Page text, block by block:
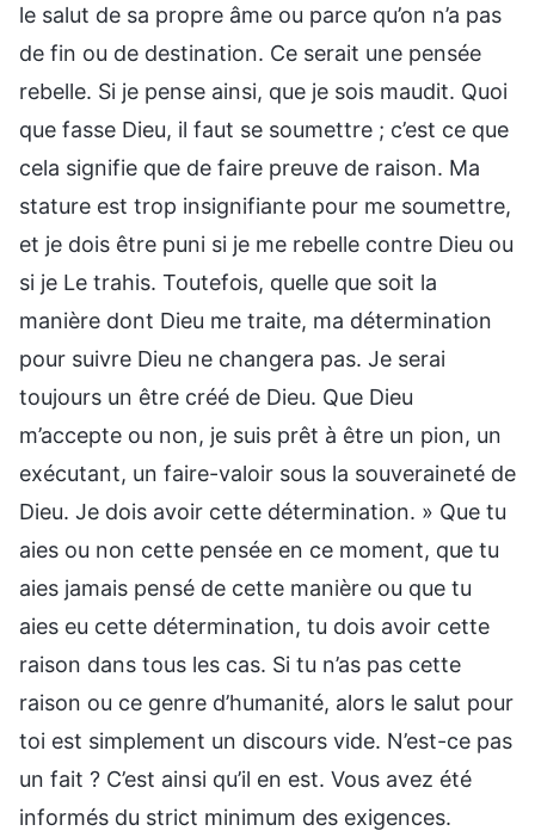
le salut de sa propre âme ou parce qu’on n’a pas
de fin ou de destination. Ce serait une pensée
rebelle. Si je pense ainsi, que je sois maudit. Quoi
que fasse Dieu, il faut se soumettre ; c’est ce que
cela signifie que de faire preuve de raison. Ma
stature est trop insignifiante pour me soumettre,
et je dois être puni si je me rebelle contre Dieu ou
si je Le trahis. Toutefois, quelle que soit la
manière dont Dieu me traite, ma détermination
pour suivre Dieu ne changera pas. Je serai
toujours un être créé de Dieu. Que Dieu
m’accepte ou non, je suis prêt à être un pion, un
exécutant, un faire-valoir sous la souveraineté de
Dieu. Je dois avoir cette détermination. » Que tu
aies ou non cette pensée en ce moment, que tu
aies jamais pensé de cette manière ou que tu
aies eu cette détermination, tu dois avoir cette
raison dans tous les cas. Si tu n’as pas cette
raison ou ce genre d’humanité, alors le salut pour
toi est simplement un discours vide. N’est-ce pas
un fait ? C’est ainsi qu’il en est. Vous avez été
informés du strict minimum des exigences.